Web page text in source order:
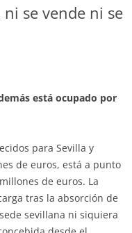
se vende ni se
está ocupado por
para Sevilla y
de euros, está a punto
de euros. La
tras la absorción de
sevillana ni siquiera